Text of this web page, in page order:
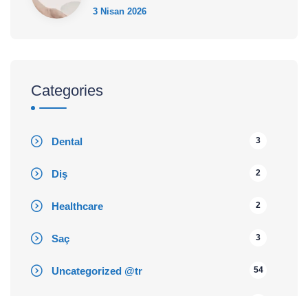
3 Nisan 2026
Categories
Dental 3
Diş 2
Healthcare 2
Saç 3
Uncategorized @tr 54